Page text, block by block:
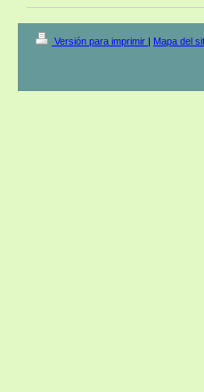
Versión para imprimir | Mapa del